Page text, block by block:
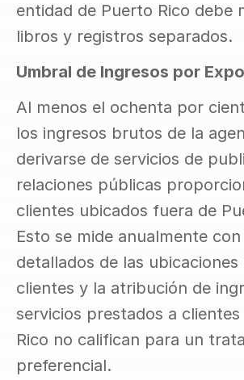
entidad de Puerto Rico debe
libros y registros separados.
Umbral de Ingresos por
Al menos el ochenta por
los ingresos brutos de la
derivarse de servicios de
relaciones públicas
clientes ubicados fuera de
Esto se mide anualmente
detallados de las ubicaciones
clientes y la atribución de
servicios prestados a
Rico no califican para un
preferencial.